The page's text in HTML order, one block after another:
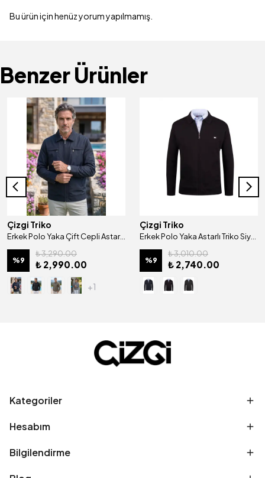
Bu ürün için henüz yorum yapılmamış.
Benzer Ürünler
Çizgi Triko
Erkek Polo Yaka Çift Cepli Astarlı Mevsimlik Mont - A00001
%9
₺ 3,290.00
₺ 2,990.00
+1
Çizgi Triko
Erkek Polo Yaka Astarlı Triko Siyah Mont Fermuarlı Desenli Çelik Örgü - 4200P
%9
₺ 3,010.00
₺ 2,740.00
Kategoriler
Hesabım
Bilgilendirme